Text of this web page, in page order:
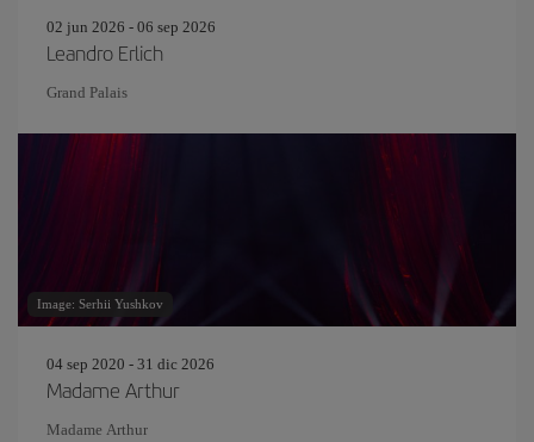
02 jun 2026 - 06 sep 2026
Leandro Erlich
Grand Palais
Image: Serhii Yushkov
04 sep 2020 - 31 dic 2026
Madame Arthur
Madame Arthur